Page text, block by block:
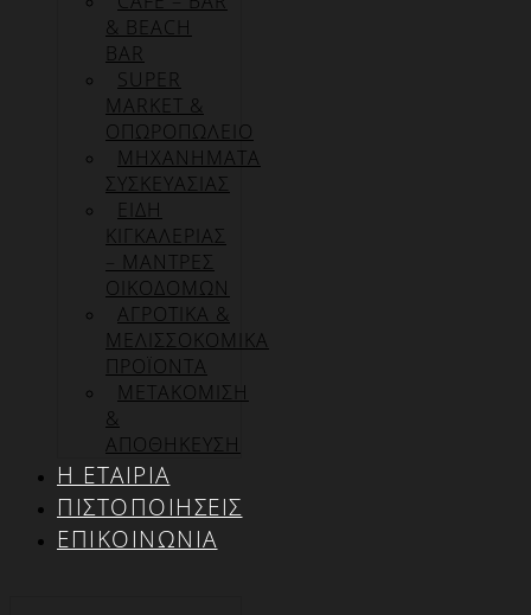
& BEACH
BAR
SUPER
MARKET &
ΟΠΩΡΟΠΩΛΕΙΟ
ΜΗΧΑΝΗΜΑΤΑ
ΣΥΣΚΕΥΑΣΙΑΣ
ΕΙΔΗ
ΚΙΓΚΑΛΕΡΙΑΣ
– ΜΑΝΤΡΕΣ
ΟΙΚΟΔΟΜΩΝ
ΑΓΡΟΤΙΚΑ &
ΜΕΛΙΣΣΟΚΟΜΙΚΑ
ΠΡΟΪΟΝΤΑ
ΜΕΤΑΚΟΜΙΣΗ
&
ΑΠΟΘΗΚΕΥΣΗ
Η ΕΤΑΙΡΊΑ
ΠΙΣΤΟΠΟΙΉΣΕΙΣ
ΕΠΙΚΟΙΝΩΝΊΑ